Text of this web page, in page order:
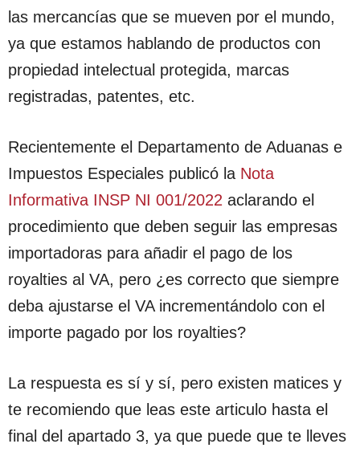
las mercancías que se mueven por el mundo,
ya que estamos hablando de productos con
propiedad intelectual protegida, marcas
registradas, patentes, etc.
Recientemente el Departamento de Aduanas e
Impuestos Especiales publicó la Nota
Informativa INSP NI 001/2022 aclarando el
procedimiento que deben seguir las empresas
importadoras para añadir el pago de los
royalties al VA, pero ¿es correcto que siempre
deba ajustarse el VA incrementándolo con el
importe pagado por los royalties?
La respuesta es sí y sí, pero existen matices y
te recomiendo que leas este articulo hasta el
final del apartado 3, ya que puede que te lleves